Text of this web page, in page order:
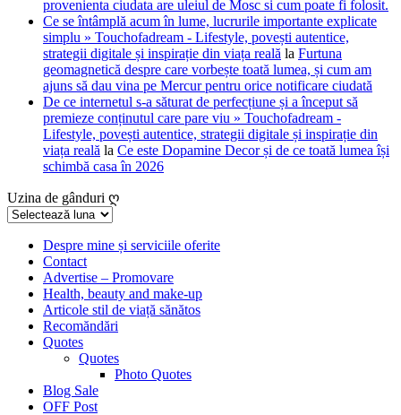
provenienta ciudata are uleiul de Mosc si cum poate fi folosit.
Ce se întâmplă acum în lume, lucrurile importante explicate
simplu » Touchofadream - Lifestyle, povești autentice,
strategii digitale și inspirație din viața reală la Furtuna
geomagnetică despre care vorbește toată lumea, și cum am
ajuns să dau vina pe Mercur pentru orice notificare ciudată
De ce internetul s-a săturat de perfecțiune și a început să
premieze conținutul care pare viu » Touchofadream -
Lifestyle, povești autentice, strategii digitale și inspirație din
viața reală la Ce este Dopamine Decor și de ce toată lumea își
schimbă casa în 2026
Uzina de gânduri ღ
Uzina
gânduriDespre mine și serviciile oferite
Contact
Advertise – Promovare
Health, beauty and make-up
Articole stil de viață sănătos
Recomăndări
Quotes
Quotes
Photo Quotes
Blog Sale
OFF Post